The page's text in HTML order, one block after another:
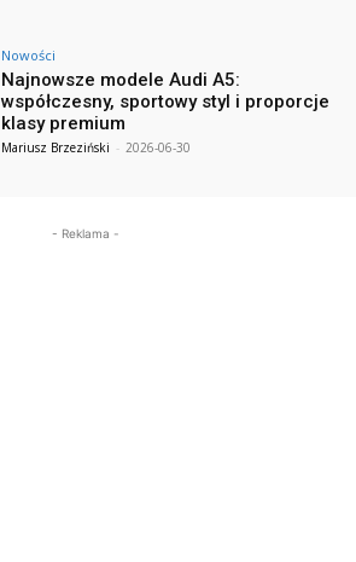
Nowości
Najnowsze modele Audi A5:
współczesny, sportowy styl i proporcje
klasy premium
Mariusz Brzeziński - 2026-06-30
- Reklama -